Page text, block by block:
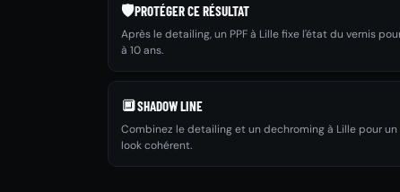
🛡️PROTÉGER CE RÉSULTAT
Après le detailing, un PPF à Lille fixe l'état du vernis
à 10 ans.
🔲SHADOW LINE
Combinez le detailing et un dechroming à Lille pour un
look cohérent.